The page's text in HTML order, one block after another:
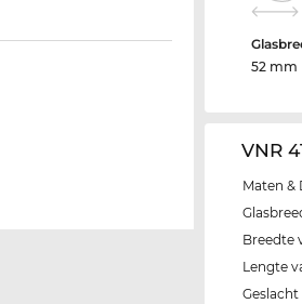
52 mm
VNR
Maten &
Breedte
Lengte
Geslacht